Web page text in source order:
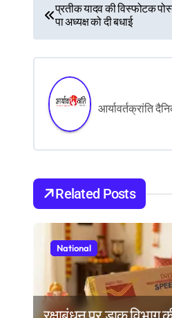
o
s
a
v
i
t
प्रतीक यादव की विस्फोटक
पा अध्यक्ष को दी बधाई
आर्यावर्तक्रांति
Related Posts
National